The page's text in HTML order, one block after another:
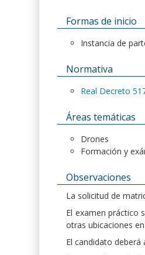
Formas de inicio
Instancia de
Normativa
Real Decreto
Áreas temáticas
Drones
Formación y
Observaciones
La solicitud de
El examen práctico
otras ubicaciones
El candidato